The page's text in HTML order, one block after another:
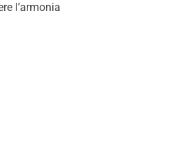
l’armonia